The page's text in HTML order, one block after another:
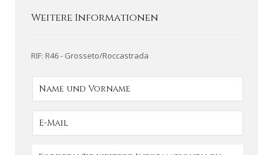
Weitere Informationen
RIF: R46 - Grosseto/Roccastrada